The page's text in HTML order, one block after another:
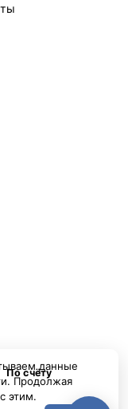
данные
. Продолжая
этим.
По счёту